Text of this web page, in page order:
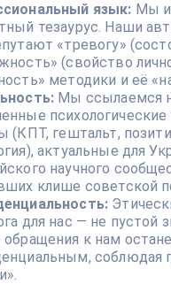
язык: Мы
тезаурус. Наши
«тревогу»
(свойство
методики и её
Мы ссылаемся
психологические
(КПТ, гештальт,
актуальные для
научного
клише советской
для нас — не пустой
к нам
соблюдая